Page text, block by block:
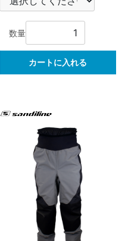
数量
カートに入れる